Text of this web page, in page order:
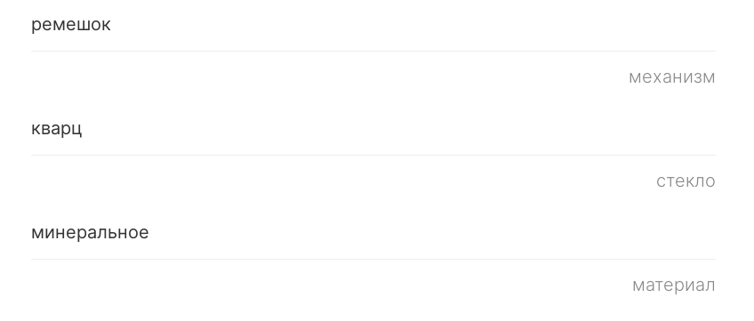
ремешок
механизм
кварц
стекло
минеральное
материал